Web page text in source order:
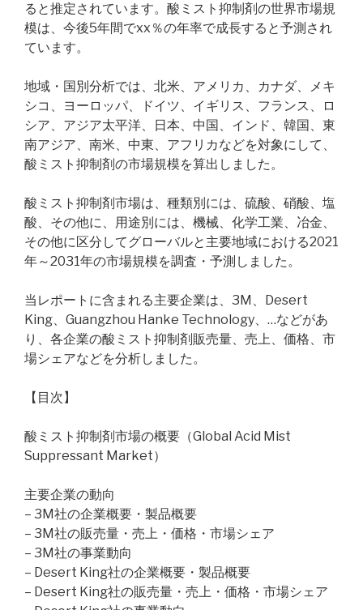
ると推定されています。酸ミスト抑制剤の世界市場規
模は、今後5年間でxx％の年率で成長すると予測され
ています。
地域・国別分析では、北米、アメリカ、カナダ、メキ
シコ、ヨーロッパ、ドイツ、イギリス、フランス、ロ
シア、アジア太平洋、日本、中国、インド、韓国、東
南アジア、南米、中東、アフリカなどを対象にして、
酸ミスト抑制剤の市場規模を算出しました。
酸ミスト抑制剤市場は、種類別には、硫酸、硝酸、塩
酸、その他に、用途別には、機械、化学工業、冶金、
その他に区分してグローバルと主要地域における2021
年～2031年の市場規模を調査・予測しました。
当レポートに含まれる主要企業は、3M、Desert
King、Guangzhou Hanke Technology、…などがあ
り、各企業の酸ミスト抑制剤販売量、売上、価格、市
場シェアなどを分析しました。
【目次】
酸ミスト抑制剤市場の概要（Global Acid Mist
Suppressant Market）
主要企業の動向
– 3M社の企業概要・製品概要
– 3M社の販売量・売上・価格・市場シェア
– 3M社の事業動向
– Desert King社の企業概要・製品概要
– Desert King社の販売量・売上・価格・市場シェア